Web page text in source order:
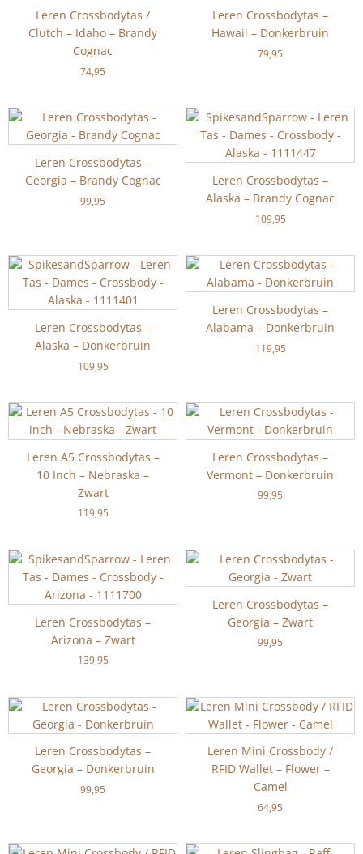
Leren Crossbodytas /
Clutch – Idaho – Brandy
Cognac
74,95
Leren Crossbodytas –
Hawaii – Donkerbruin
79,95
Leren Crossbodytas –
Georgia – Brandy Cognac
99,95
Leren Crossbodytas –
Alaska – Brandy Cognac
109,95
Leren Crossbodytas –
Alaska – Donkerbruin
109,95
Leren Crossbodytas –
Alabama – Donkerbruin
119,95
Leren A5 Crossbodytas –
10 Inch – Nebraska –
Zwart
119,95
Leren Crossbodytas –
Vermont – Donkerbruin
99,95
Leren Crossbodytas –
Arizona – Zwart
139,95
Leren Crossbodytas –
Georgia – Zwart
99,95
Leren Crossbodytas –
Georgia – Donkerbruin
99,95
Leren Mini Crossbody /
RFID Wallet – Flower –
Camel
64,95